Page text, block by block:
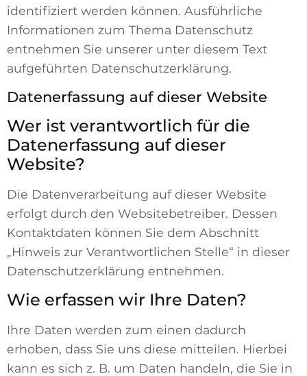
identifiziert werden können. Ausführliche
Informationen zum Thema Datenschutz
entnehmen Sie unserer unter diesem Text
aufgeführten Datenschutzerklärung.
Datenerfassung auf dieser Website
Wer ist verantwortlich für die
Datenerfassung auf dieser
Website?
Die Datenverarbeitung auf dieser Website
erfolgt durch den Websitebetreiber. Dessen
Kontaktdaten können Sie dem Abschnitt
„Hinweis zur Verantwortlichen Stelle“ in dieser
Datenschutzerklärung entnehmen.
Wie erfassen wir Ihre Daten?
Ihre Daten werden zum einen dadurch
erhoben, dass Sie uns diese mitteilen. Hierbei
kann es sich z. B. um Daten handeln, die Sie in